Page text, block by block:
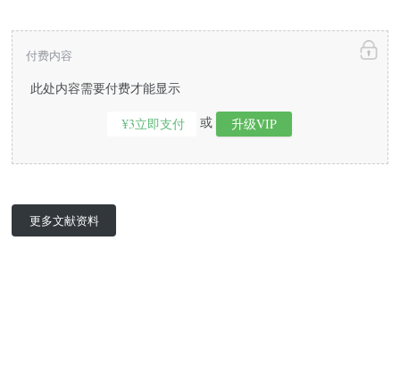
此处内容需要付费才能显示
¥3立即支付 或 升级VIP
付费内容
更多文献资料